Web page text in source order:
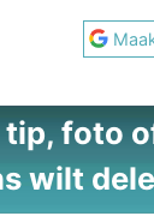
tip, foto
wilt